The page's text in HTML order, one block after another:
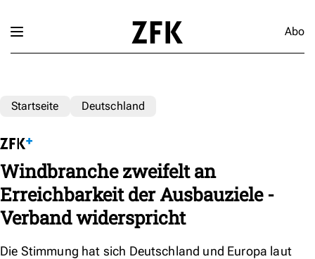
Abo
Startseite Deutschland
Windbranche zweifelt an
Erreichbarkeit der Ausbauziele -
Verband widerspricht
Die Stimmung hat sich Deutschland und Europa laut